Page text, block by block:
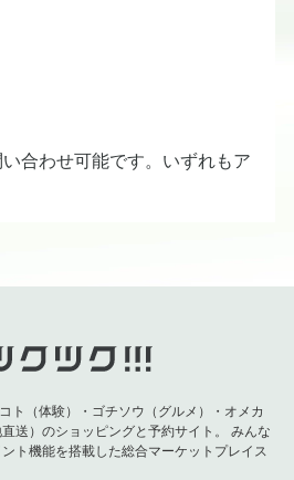
合わせ可能です。いずれもア
ト（体験）・ゴチソウ（グルメ）・オメカ
送）のショッピングと予約サイト。
みんな
ト機能を搭載した総合マーケットプレイス